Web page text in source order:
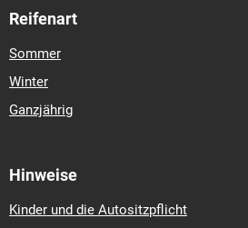
Reifenart
Sommer
Winter
Ganzjährig
Hinweise
Kinder und die Autositzpflicht